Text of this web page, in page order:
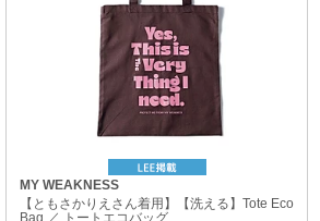
MY WEAKNESS
【ともさかりえさん着用】【洗える】Tote Eco
Bag ／ トートエコバッグ